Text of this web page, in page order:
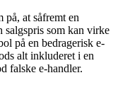
at såfremt en
salgspris som kan virke
på en bedragerisk e-
alt inkluderet i en
falske e-handler.